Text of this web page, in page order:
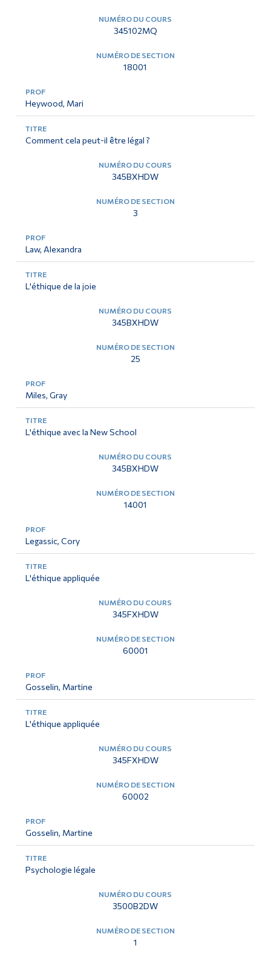
345102MQ
18001
Heywood, Mari
Comment cela peut-il être légal ?
345BXHDW
3
Law, Alexandra
L'éthique de la joie
345BXHDW
25
Miles, Gray
L'éthique avec la New School
345BXHDW
14001
Legassic, Cory
L'éthique appliquée
345FXHDW
60001
Gosselin, Martine
L'éthique appliquée
345FXHDW
60002
Gosselin, Martine
Psychologie légale
3500B2DW
1